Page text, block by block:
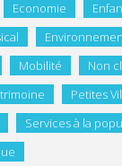
Economie
Mobilité
Non
Petites
Services à la